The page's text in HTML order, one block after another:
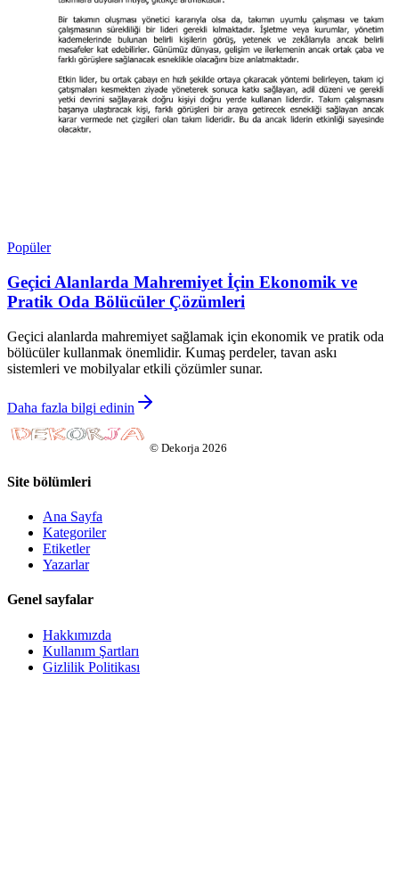
Popüler
Geçici Alanlarda Mahremiyet İçin Ekonomik ve
Pratik Oda Bölücüler Çözümleri
Geçici alanlarda mahremiyet sağlamak için ekonomik ve pratik oda
bölücüler kullanmak önemlidir. Kumaş perdeler, tavan askı
sistemleri ve mobilyalar etkili çözümler sunar.
Daha fazla bilgi edinin
© Dekorja 2026
Site bölümleri
Ana Sayfa
Kategoriler
Etiketler
Yazarlar
Genel sayfalar
Hakkımızda
Kullanım Şartları
Gizlilik Politikası